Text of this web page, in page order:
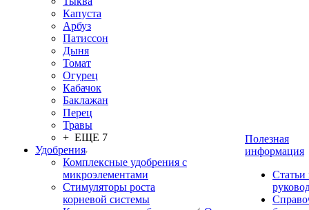
Капуста
Арбуз
Патиссон
Дыня
Томат
Огурец
Кабачок
Баклажан
Перец
Травы
+ ЕЩЕ 7
Удобрения
Комплексные удобрения с
микроэлементами
Стимуляторы роста
корневой системы
Полезная
информация
Статьи